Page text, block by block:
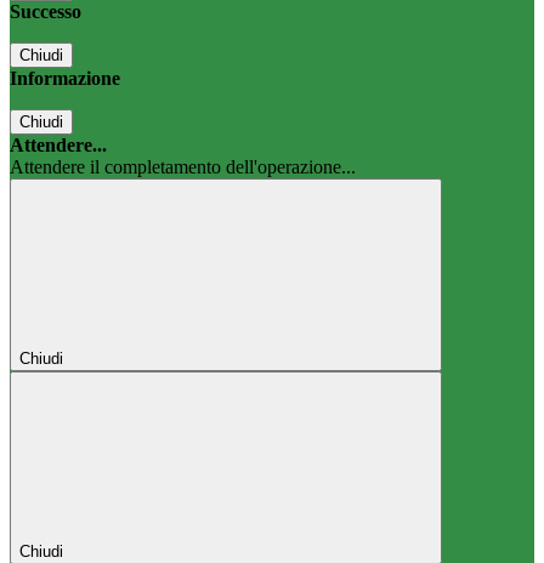
Successo
Chiudi
Informazione
Chiudi
Attendere...
Attendere il completamento dell'operazione...
Chiudi
Chiudi